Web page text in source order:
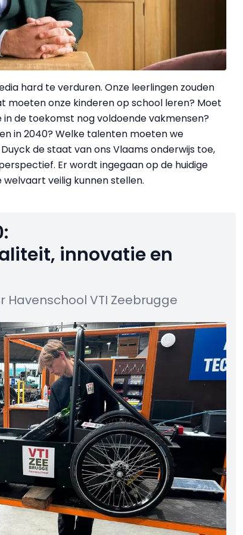
hard te verduren. Onze leerlingen zouden
moeten onze kinderen op school leren? Moet
de toekomst nog voldoende vakmensen?
in 2040? Welke talenten moeten we
de staat van ons Vlaams onderwijs toe,
Er wordt ingegaan op de huidige
welvaart veilig kunnen stellen.
innovatie en
Havenschool VTI Zeebrugge